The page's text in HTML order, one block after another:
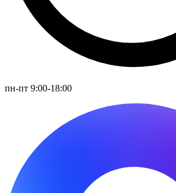
пн-пт 9:00-18:00